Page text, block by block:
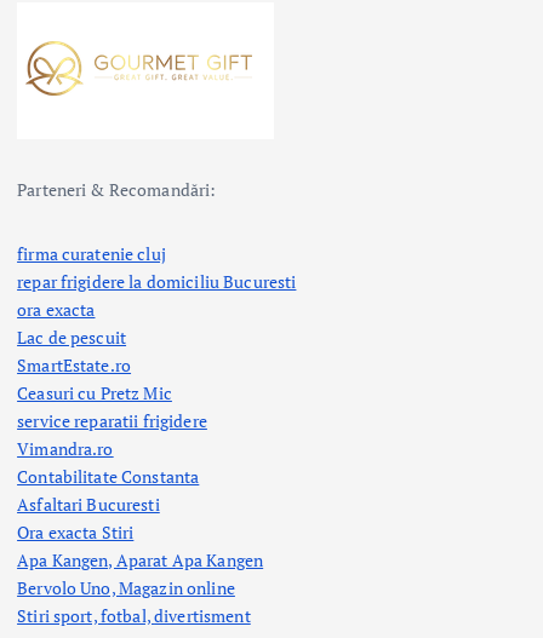
Parteneri & Recomandări:
firma curatenie cluj
repar frigidere la domiciliu Bucuresti
ora exacta
Lac de pescuit
SmartEstate.ro
Ceasuri cu Pretz Mic
service reparatii frigidere
Vimandra.ro
Contabilitate Constanta
Asfaltari Bucuresti
Ora exacta Stiri
Apa Kangen, Aparat Apa Kangen
Bervolo Uno, Magazin online
Stiri sport, fotbal,divertisment